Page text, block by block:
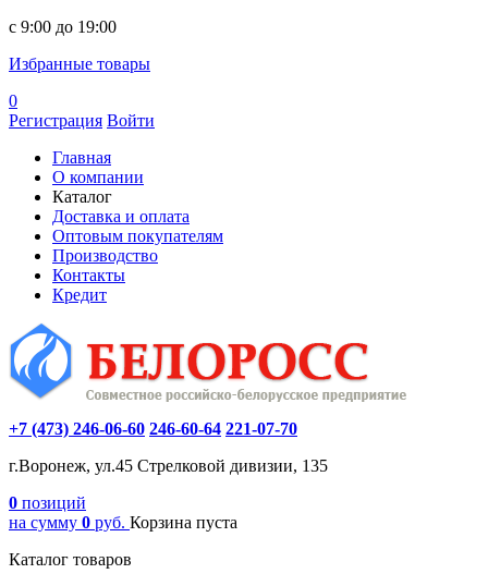
c 9:00 до 19:00
Избранные товары
0
Регистрация Войти
Главная
О компании
Каталог
Доставка и оплата
Оптовым покупателям
Производство
Контакты
Кредит
+7 (473) 246-06-60 246-60-64 221-07-70
г.Воронеж, ул.45 Стрелковой дивизии, 135
0 позиций
на сумму 0 руб. Корзина пуста
Каталог товаров